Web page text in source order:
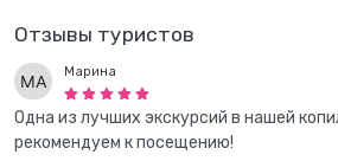
Отзывы туристов
Марина
Одна из лучших экскурсий в нашей
рекомендуем к посещению!